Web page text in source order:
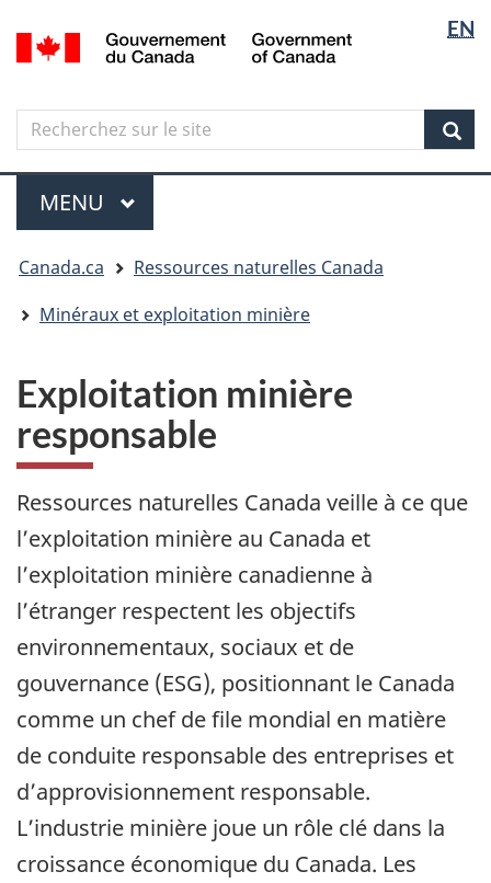
Aller
au
principal
Skip
to
government"
Passer
à
version
simplifiée
langue
EN
Canada
Search
Recherchez
sur
le
site
Menu
MENU PRINCIPAL
êtes
ici
Canada.ca
Ressources naturelles Canada
Minéraux et exploitation minière
Exploitation minière
responsable
Ressources naturelles Canada veille à ce que
l’exploitation minière au Canada et
l’exploitation minière canadienne à
l’étranger respectent les objectifs
environnementaux, sociaux et de
gouvernance (ESG), positionnant le Canada
comme un chef de file mondial en matière
de conduite responsable des entreprises et
d’approvisionnement responsable.
L’industrie minière joue un rôle clé dans la
croissance économique du Canada. Les